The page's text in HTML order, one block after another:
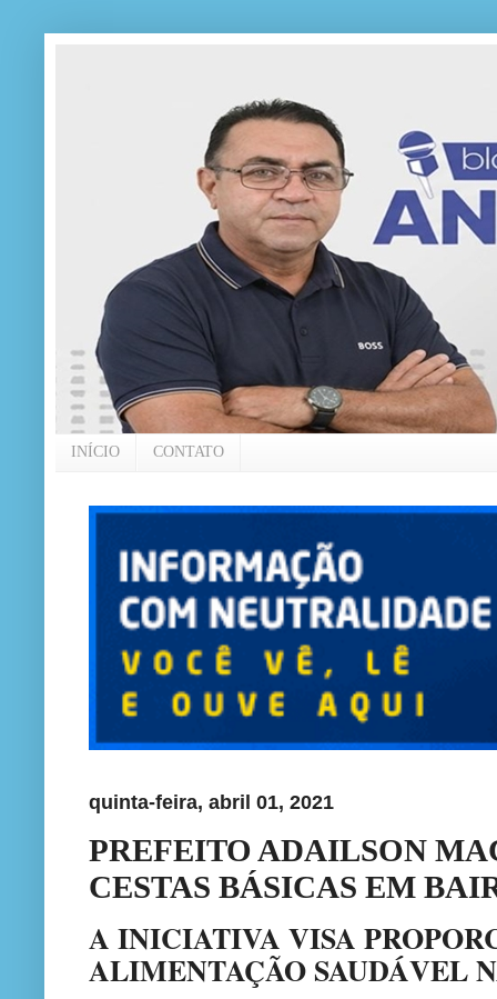
INÍCIO CONTATO
quinta-feira, abril 01, 2021
PREFEITO ADAILSON
CESTAS BÁSICAS EM
A INICIATIVA VISA
ALIMENTAÇÃO SAUDÁVEL